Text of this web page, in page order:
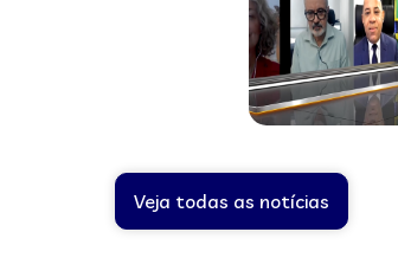
Veja todas as notícias